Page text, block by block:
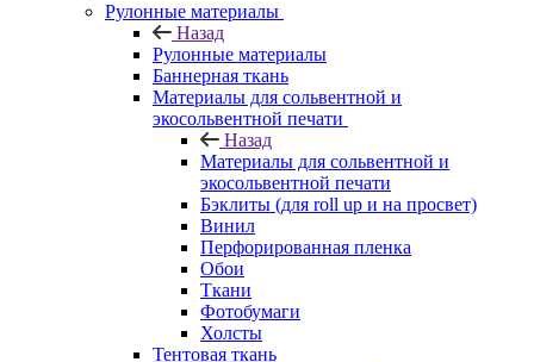
Рулонные материалы
Назад
Рулонные материалы
Баннерная ткань
Материалы для сольвентной и
экосольвентной печати
Назад
Материалы для сольвентной и
экосольвентной печати
Бэклиты (для roll up и на просвет)
Винил
Перфорированная пленка
Обои
Ткани
Фотобумаги
Холсты
Тентовая ткань